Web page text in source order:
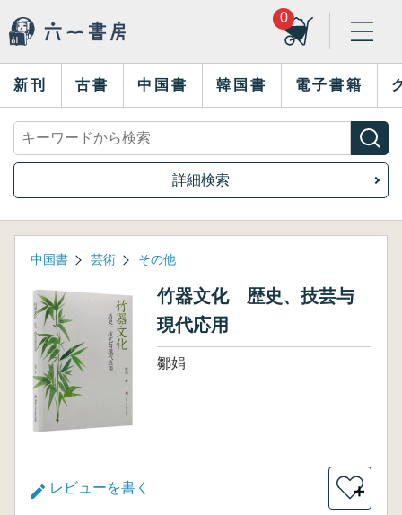
0
新刊 古書 中国書 韓国書 電子書籍
詳細検索
中国書 芸術 その他
竹器文化 歴史、技芸与
現代応用
鄒娟
レビューを書く ＋